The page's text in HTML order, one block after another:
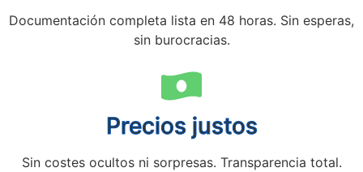
Documentación completa lista en 48 horas. Sin esperas,
sin burocracias.
Precios justos
Sin costes ocultos ni sorpresas. Transparencia total.